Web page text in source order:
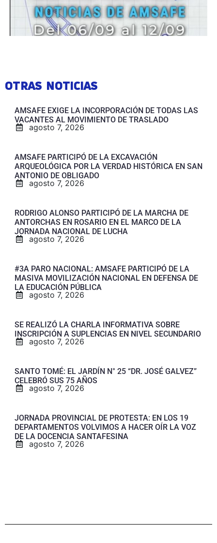
OTRAS NOTICIAS
AMSAFE EXIGE LA INCORPORACIÓN DE TODAS LAS
VACANTES AL MOVIMIENTO DE TRASLADO
agosto 7, 2026
AMSAFE PARTICIPÓ DE LA EXCAVACIÓN
ARQUEOLÓGICA POR LA VERDAD HISTÓRICA EN SAN
ANTONIO DE OBLIGADO
agosto 7, 2026
RODRIGO ALONSO PARTICIPÓ DE LA MARCHA DE
ANTORCHAS EN ROSARIO EN EL MARCO DE LA
JORNADA NACIONAL DE LUCHA
agosto 7, 2026
#3A PARO NACIONAL: AMSAFE PARTICIPÓ DE LA
MASIVA MOVILIZACIÓN NACIONAL EN DEFENSA DE
LA EDUCACIÓN PÚBLICA
agosto 7, 2026
SE REALIZÓ LA CHARLA INFORMATIVA SOBRE
INSCRIPCIÓN A SUPLENCIAS EN NIVEL SECUNDARIO
agosto 7, 2026
SANTO TOMÉ: EL JARDÍN N° 25 “DR. JOSÉ GALVEZ”
CELEBRÓ SUS 75 AÑOS
agosto 7, 2026
JORNADA PROVINCIAL DE PROTESTA: EN LOS 19
DEPARTAMENTOS VOLVIMOS A HACER OÍR LA VOZ
DE LA DOCENCIA SANTAFESINA
agosto 7, 2026